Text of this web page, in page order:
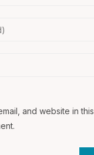
and website in